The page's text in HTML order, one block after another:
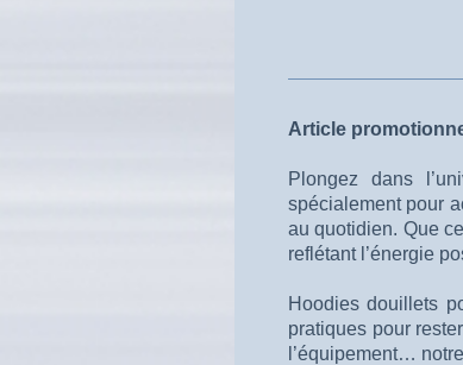
Article
Plongez dans
spécialement pour
au quotidien. Que
reflétant l’énergie
Hoodies douillets
pratiques pour
l’équipement…